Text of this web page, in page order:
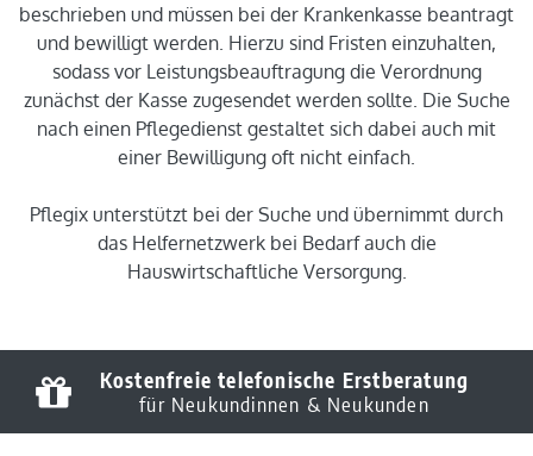
beschrieben und müssen bei der Krankenkasse beantragt
und bewilligt werden. Hierzu sind Fristen einzuhalten,
sodass vor Leistungsbeauftragung die Verordnung
zunächst der Kasse zugesendet werden sollte. Die Suche
nach einen Pflegedienst gestaltet sich dabei auch mit
einer Bewilligung oft nicht einfach.
Pflegix unterstützt bei der Suche und übernimmt durch
das Helfernetzwerk bei Bedarf auch die
Hauswirtschaftliche Versorgung.
Kostenfreie telefonische Erstberatung
für Neukundinnen & Neukunden